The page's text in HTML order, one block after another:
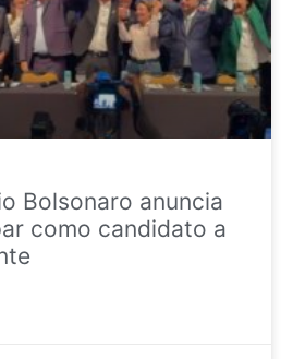
Bolsonaro anuncia
como candidato a